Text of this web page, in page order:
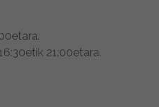
21:00etara.